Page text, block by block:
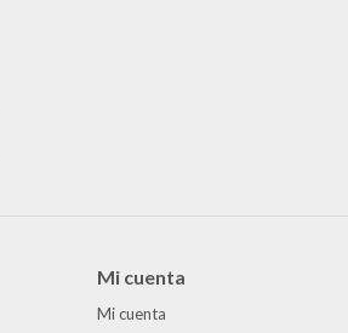
Mi cuenta
Mi cuenta